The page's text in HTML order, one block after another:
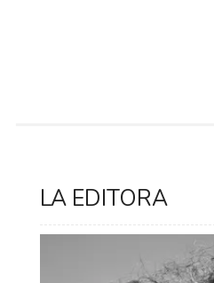
LA EDITORA